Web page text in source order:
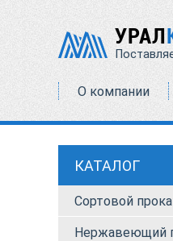
УРАЛ
О компании
КАТАЛОГ
Сортовой
Нержавеющий